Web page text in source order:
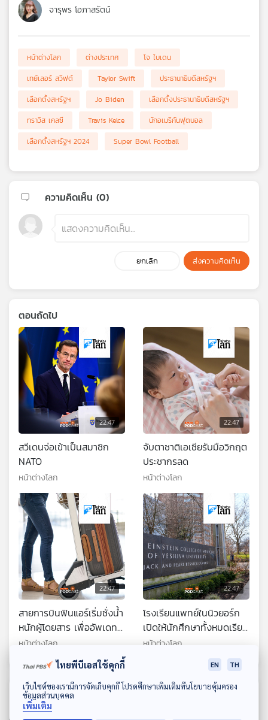
ดาวน์โหลด Thai PBS Podcast Application
จารุพร โอภาสรัตน์
หน้าต่างโลก ต่างประเทศ
โจ ไบเดน
เทย์เลอร์ สวิฟต์
Taylor Swift
ประธานาธิบดีสหรัฐฯ
เลือกตั้งสหรัฐฯ
Jo Biden
เลือกตั้งประธานาธิบดีสหรัฐฯ
ทราวิส เคลซี
Travis Kelce
นักอเมริกันฟุตบอล
เลือกตั้งสหรัฐฯ 2024
Super Bowl Football
ความคิดเห็น (0)
ยกเลิก ส่งความคิดเห็น
ตอนถัดไป
22:47
สวีเดนจ่อเข้าเป็นสมาชิก
NATO
หน้าต่างโลก
22:47
จับตาชาติเอเชียรับมือวิกฤต
ประชากรลด
หน้าต่างโลก
22:47
สายการบินฟินแอร์เริ่มชั่งน้ำ
หนักผู้โดยสาร เพื่ออัพเดท
ข้อมูลด้านความปลอดภัย
หน้าต่างโลก
22:47
โรงเรียนแพทย์ในนิวยอร์ก
เปิดให้นักศึกษาทั้งหมดเรียน
ฟรี หลังได้เงินบริจาค
1,000 ล้านดอลลาร์สหรัฐฯ
หน้าต่างโลก
ตอนที่เกี่ยวข้อง
ไทยพีบีเอสใช้คุกกี้ EN TH
เว็บไซต์ของเรามีการจัดเก็บคุกกี้ โปรดศึกษาเพิ่มเติมที่นโยบายคุ้มครอง
ข้อมูลส่วนบุคคล
เพิ่มเติม